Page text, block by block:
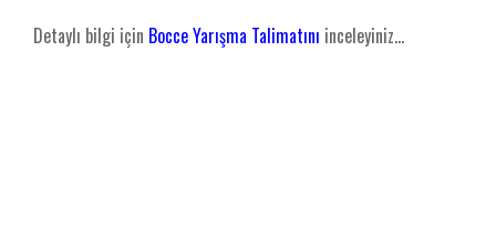
Detaylı bilgi için Bocce Yarışma Talimatını inceleyiniz...